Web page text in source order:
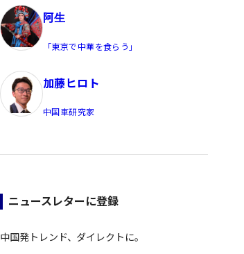
阿生
「東京で中華を食らう」
加藤ヒロト
中国車研究家
ニュースレターに登録
中国発トレンド、ダイレクトに。